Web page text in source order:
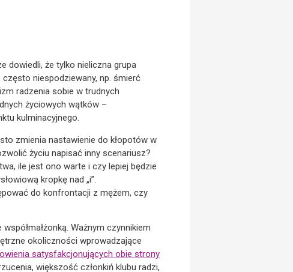
dowiedli, że tylko nieliczna grupa
niespodziewany, np. śmierć
radzenia sobie w trudnych
życiowych wątków –
kulminacyjnego.
zmienia nastawienie do kłopotów w
życiu napisać inny scenariusz?
ile jest ono warte i czy lepiej będzie
kropkę nad „i”.
do konfrontacji z mężem, czy
Ważnym czynnikiem
okoliczności wprowadzające
satysfakcjonujących obie strony
większość członkiń klubu radzi,